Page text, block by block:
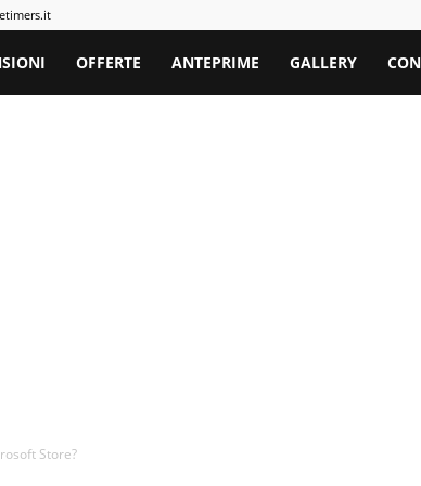
OFFERTE ANTEPRIME GALLERY
Store?